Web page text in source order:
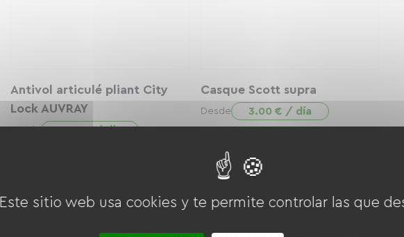
Antivol articulé pliant City
Lock AUVRAY
3.00 € / día
Casque Scott supra
Desde 3.00 € / día
Este sitio web usa cookies y te permite controlar las que